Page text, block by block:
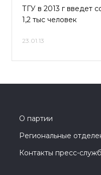
ТГУ в 2013 г введет
1,2 тыс человек
23.01.13
О партии
Региональные
Контакты пресс-